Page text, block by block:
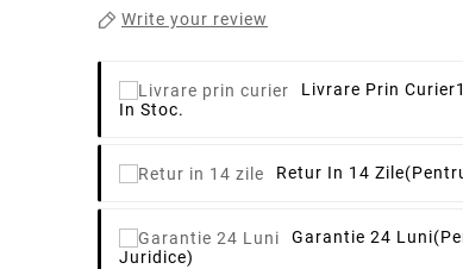
Write your review
Livrare Prin Curier
In Stoc.
Retur In 14 Zile
Garantie 24 Luni
Juridice)